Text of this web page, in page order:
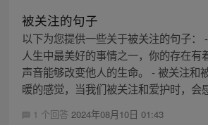
被关注的句子
以下为您提供一些关于被关注的句子：
人生中最美好的事情之一，你的存在有
声音能够改变他人的生命。 - 被关注和
暖的感觉，当我们被关注和爱护时，会
1 个回答 2024年08月10日 01:43